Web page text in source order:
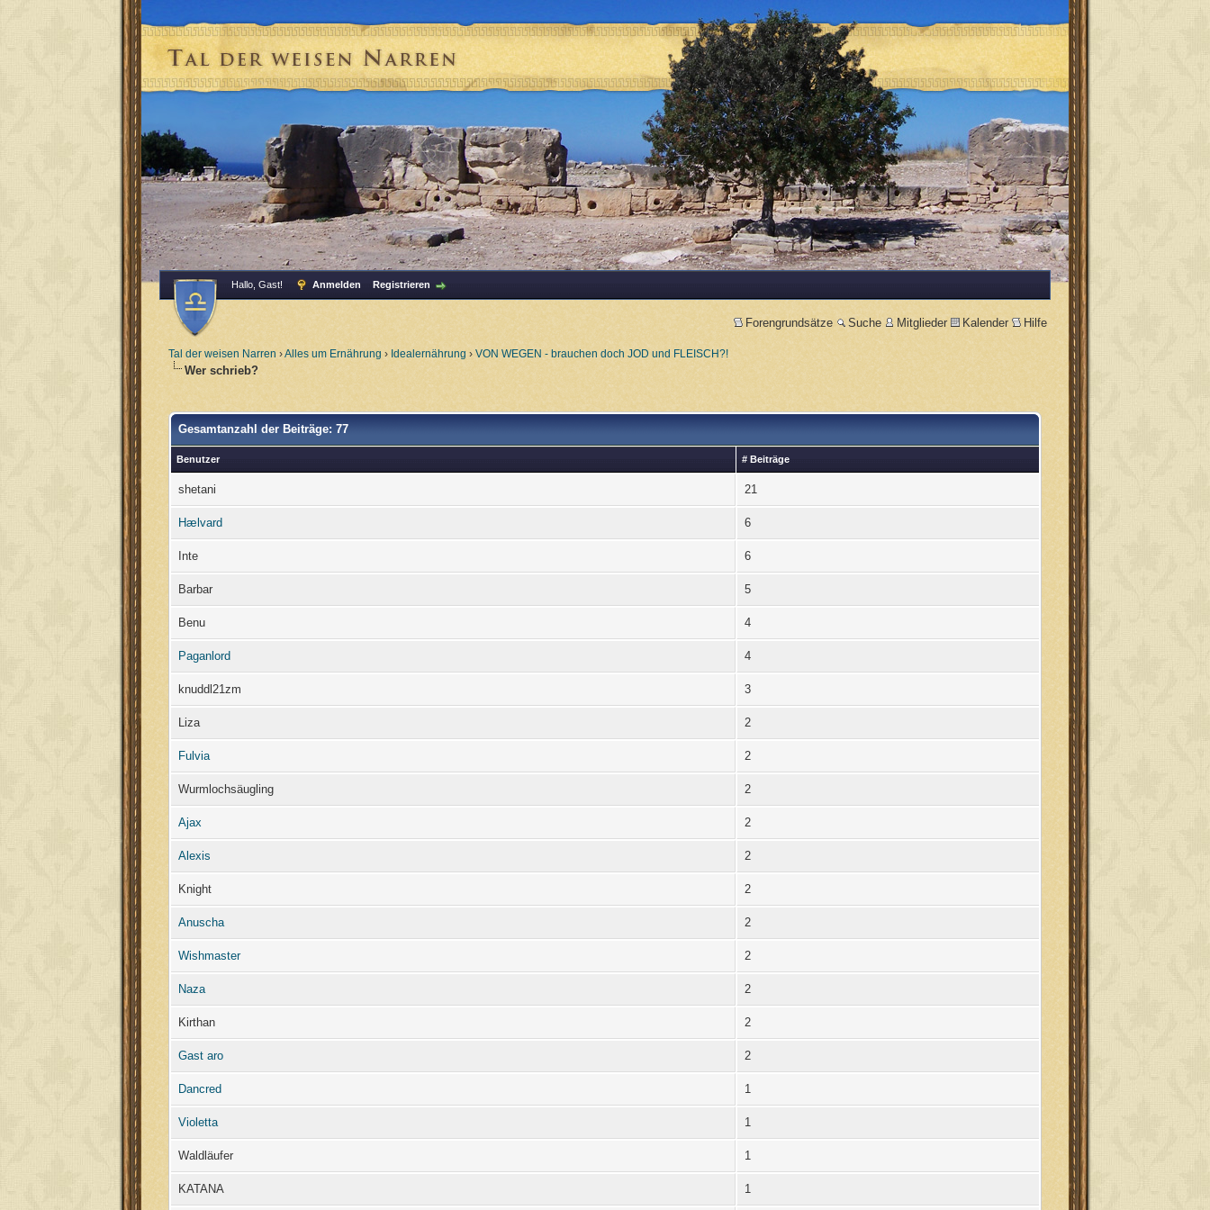
Hallo, Gast! Anmelden Registrieren
Forengrundsätze Suche Mitglieder Kalender Hilfe
Tal der weisen Narren ›Alles um Ernährung › Idealernährung › VON WEGEN - brauchen doch JOD und FLEISCH?!
Wer schrieb?
Gesamtanzahl der Beiträge: 77
Benutzer # Beiträge
shetani 21
Hælvard 6
Inte 6
Barbar 5
Benu 4
Paganlord 4
knuddl21zm 3
Liza 2
Fulvia 2
Wurmlochsäugling 2
Ajax 2
Alexis 2
Knight 2
Anuscha 2
Wishmaster 2
Naza 2
Kirthan 2
Gast aro 2
Dancred 1
Violetta 1
Waldläufer 1
KATANA 1